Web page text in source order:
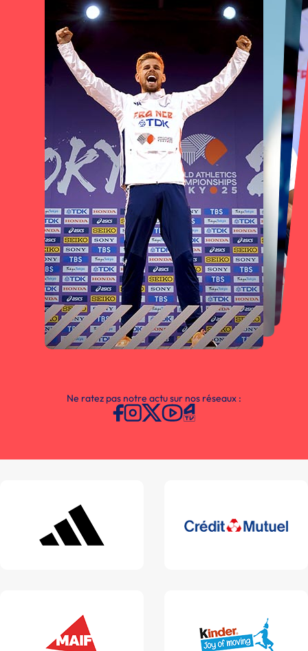
Ne ratez pas notre actu sur nos réseaux :